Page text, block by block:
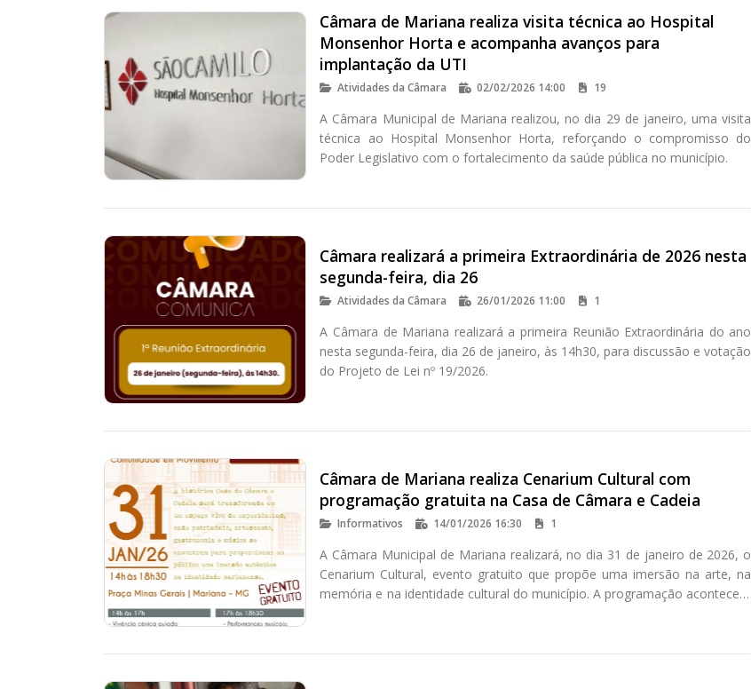
Câmara de Mariana realiza visita técnica ao Hospital
Monsenhor Horta e acompanha avanços para
implantação da UTI
Atividades da Câmara 02/02/2026 14:00 19
A Câmara Municipal de Mariana realizou, no dia 29 de janeiro, uma visita
técnica ao Hospital Monsenhor Horta, reforçando o compromisso do
Poder Legislativo com o fortalecimento da saúde pública no município.
Câmara realizará a primeira Extraordinária de 2026 nesta
segunda-feira, dia 26
Atividades da Câmara 26/01/2026 11:00 1
A Câmara de Mariana realizará a primeira Reunião Extraordinária do ano
nesta segunda-feira, dia 26 de janeiro, às 14h30, para discussão e votação
do Projeto de Lei nº 19/2026.
Câmara de Mariana realiza Cenarium Cultural com
programação gratuita na Casa de Câmara e Cadeia
Informativos 14/01/2026 16:30 1
A Câmara Municipal de Mariana realizará, no dia 31 de janeiro de 2026, o
Cenarium Cultural, evento gratuito que propõe uma imersão na arte, na
memória e na identidade cultural do município. A programação acontecerá